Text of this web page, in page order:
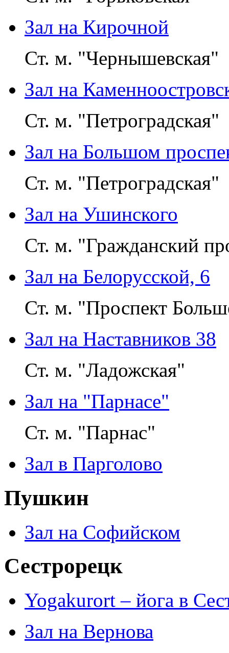
Зал на Кирочной
Ст. м. "Чернышевская"
Зал на
Ст. м. "Петроградская"
Зал на Большом
Ст. м. "Петроградская"
Зал на Ушинского
Ст. м. "Гражданский
Зал на Белорусской, 6
Ст. м. "Проспект
Зал на Наставников 38
Ст. м. "Ладожская"
Зал на "Парнасе"
Ст. м. "Парнас"
Зал в Парголово
Пушкин
Зал на Софийском
Сестрорецк
Yogakurort – йога в
Зал на Вернова